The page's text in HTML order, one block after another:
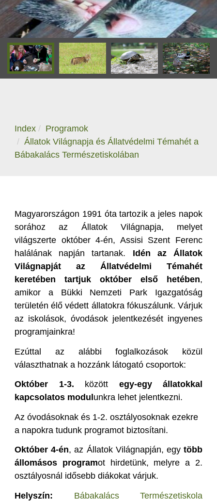
Index
Programok
Állatok Világnapja és Állatvédelmi Témahét a
Bábakalács Természetiskolában
Magyarországon 1991 óta tartozik a jeles napok
sorához az Állatok Világnapja, melyet
világszerte október 4-én, Assisi Szent Ferenc
halálának napján tartanak. Idén az Állatok
Világnapját az Állatvédelmi Témahét
keretében tartjuk október első hetében,
amikor a Bükki Nemzeti Park Igazgatóság
területén élő védett állatokra fókuszálunk. Várjuk
az iskolások, óvodások jelentkezését ingyenes
programjainkra!
Ezúttal az alábbi foglalkozások közül
választhatnak a hozzánk látogató csoportok:
Október 1-3. között egy-egy állatokkal
kapcsolatos modul unkra lehet jelentkezni.
Az óvodásoknak és 1-2. osztályosoknak ezekre
a napokra tudunk programot biztosítani.
Október 4-én, az Állatok Világnapján, egytöbb
állomásos programot hirdetünk, melyre a 2.
osztályosnál idősebb diákokat várjuk.
Helyszín: Bábakalács Természetiskola